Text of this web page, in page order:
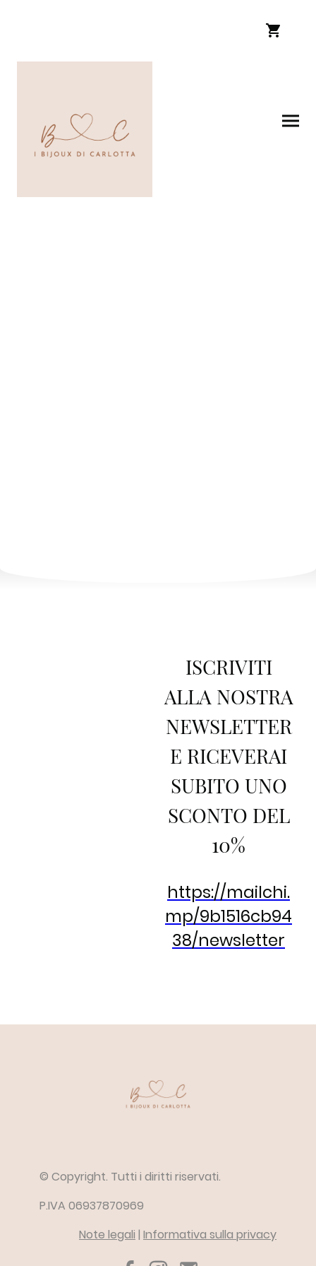
ISCRIVITI
ALLA NOSTRA
NEWSLETTER
E RICEVERAI
SUBITO UNO
SCONTO DEL
10%
https://mailchi.
mp/9b1516cb94
38/newsletter
© Copyright. Tutti i diritti riservati.
P.IVA 06937870969
Note legali | Informativa sulla privacy